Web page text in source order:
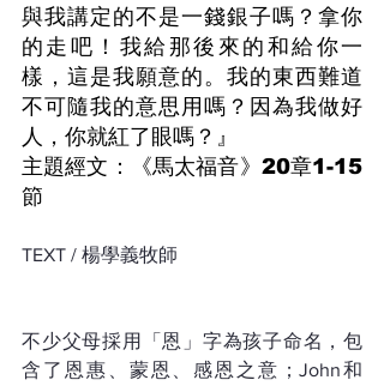
與我講定的不是一錢銀子嗎？拿你
的走吧！我給那後來的和給你一
樣，這是我願意的。我的東西難道
不可隨我的意思用嗎？因為我做好
人，你就紅了眼嗎？』
主題經文：《馬太福音》20章1-15
節
TEXT / 楊學義牧師
不少父母採用「恩」字為孩子命名，包
含了恩惠、蒙恩、感恩之意；John和